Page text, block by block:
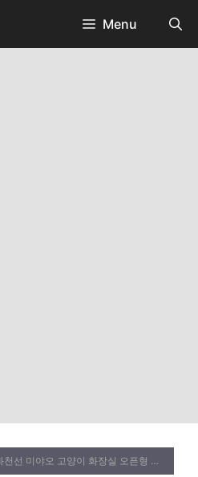
Menu
오 고양이 화장실 오픈형 캣 토일렛 사막화 방지 모래삽 포함” 솔직한 사용 후기